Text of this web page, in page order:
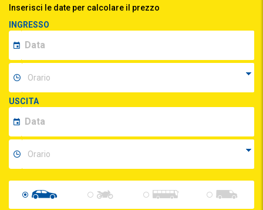
Inserisci le date per calcolare il prezzo
INGRESSO
USCITA